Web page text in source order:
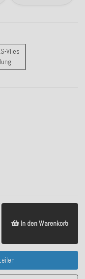
Vlies
In den Warenkorb